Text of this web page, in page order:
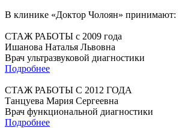
В клинике «Доктор Чолоян» принимают:
СТАЖ РАБОТЫ с 2009 года
Ишанова Наталья Львовна
Врач ультразвуковой диагностики
Подробнее
СТАЖ РАБОТЫ C 2012 ГОДА
Танцуева Мария Сергеевна
Врач функциональной диагностики
Подробнее